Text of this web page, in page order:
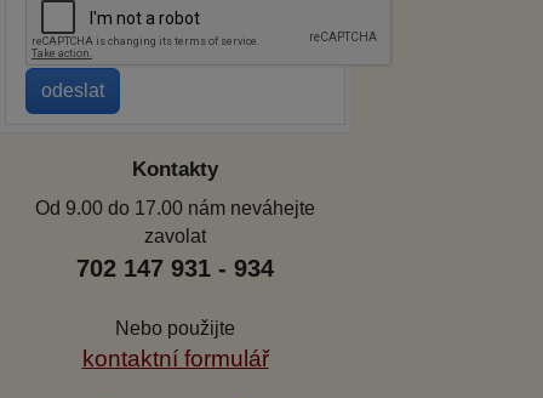
Kontakty
Od 9.00 do 17.00 nám neváhejte
zavolat
702 147 931 - 934
Nebo použijte
kontaktní formulář